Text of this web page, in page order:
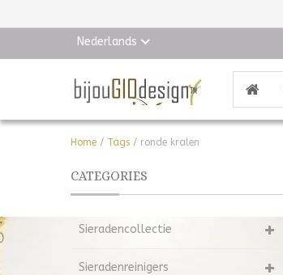
Nederlands
Home / Tags / ronde kralen
CATEGORIES
Sieradencollectie
Sieradenreinigers